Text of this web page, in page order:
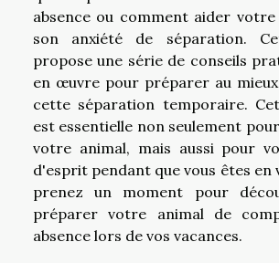
absence ou comment aider
son anxiété de séparation.
propose une série de conseils
en œuvre pour préparer au
cette séparation temporaire.
est essentielle non seulement
votre animal, mais aussi pour
d'esprit pendant que vous êtes en
prenez un moment pour
préparer votre animal de
absence lors de vos vacances.